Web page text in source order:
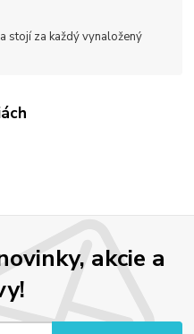
stojí za každý vynaložený
akcie a